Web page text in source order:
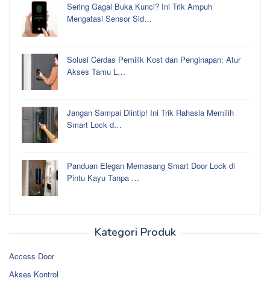
Sering Gagal Buka Kunci? Ini Trik Ampuh
Mengatasi Sensor Sid…
Solusi Cerdas Pemilik Kost dan Penginapan: Atur
Akses Tamu L…
Jangan Sampai Diintip! Ini Trik Rahasia Memilih
Smart Lock d…
Panduan Elegan Memasang Smart Door Lock di
Pintu Kayu Tanpa …
Kategori Produk
Access Door
Akses Kontrol